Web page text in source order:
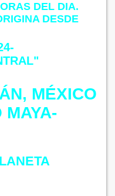
DEL DIA.
DESDE
MÉXICO
MAYA-